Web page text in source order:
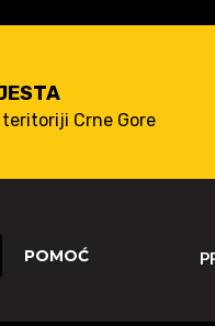
Crne Gore
POMOĆ